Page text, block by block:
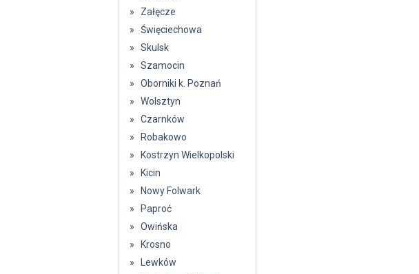
» Załęcze
» Święciechowa
» Skulsk
» Szamocin
» Oborniki k. Poznań
» Wolsztyn
» Czarnków
» Robakowo
» Kostrzyn Wielkopolski
» Kicin
» Nowy Folwark
» Paproć
» Owińska
» Krosno
» Lewków